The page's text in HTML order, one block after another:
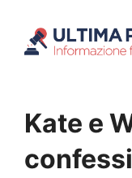
Kate e